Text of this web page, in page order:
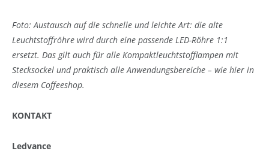
Foto: Austausch auf die schnelle und leichte Art: die alte
Leuchtstoffröhre wird durch eine passende LED-Röhre 1:1
ersetzt. Das gilt auch für alle Kompaktleuchtstofflampen mit
Stecksockel und praktisch alle Anwendungsbereiche – wie hier in
diesem Coffeeshop.
KONTAKT
Ledvance